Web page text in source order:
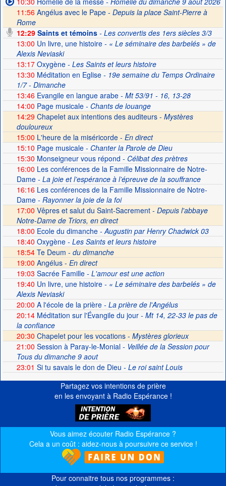
11:56 Angélus avec le Pape - Depuis la place Saint-Pierre à
Rome
12:29Saints et témoins- Les convertis des 1ers siècles 3/3
13:00 Un livre, une histoire- « Le séminaire des barbelés » de
Alexis Neviaski
13:17Oxygène- Les Saints et leurs histoire
13:30 Méditation en Eglise- 19e semaine du Temps Ordinaire
1/7 - Dimanche
13:46Evangile en langue arabe- Mt 53/91 - 16, 13-28
14:00 Page musicale- Chants de louange
14:29 Chapelet aux intentions des auditeurs - Mystères
douloureux
15:00 L'heure de la miséricorde - En direct
15:10 Page musicale- Chanter la Parole de Dieu
15:30 Monseigneur vous répond - Célibat des prètres
16:00 Les conférences de la Famille Missionnaire de Notre-
Dame- La joie et l’espérance à l’épreuve de la souffrance
16:16Les conférences de la Famille Missionnaire de Notre-
Dame- Rayonner la joie de la foi
17:00 Vêpres et salut du Saint-Sacrement - Depuis l'abbaye
Notre-Dame de Triors, en direct
18:00 Ecole du dimanche- Augustin par Henry Chadwick 03
18:40 Oxygène- Les Saints et leurs histoire
18:54Te Deum - du dimanche
19:00 Angélus - En direct
19:03 Sacrée Famille- L'amour est une action
19:40 Un livre, une histoire- « Le séminaire des barbelés » de
Alexis Neviaski
20:00 A l'école de la prière- La prière de l'Angélus
20:14Méditation sur l'Évangile du jour- Mt 14, 22-33 le pas de
la confiance
20:30 Chapelet pour les vocations - Mystères glorieux
21:00 Session à Paray-le-Monial- Veillée de la Session pour
Tous du dimanche 9 aout
23:01 Si tu savais le don de Dieu - Le roi saint Louis
Partagez vos intentions de prière
en les envoyant à Radio Espérance !
Vous aimez écouter Radio Espérance ?
Cela a un coût : aidez-nous à poursuivre ce service !
Pour connaitre tous nos programmes :